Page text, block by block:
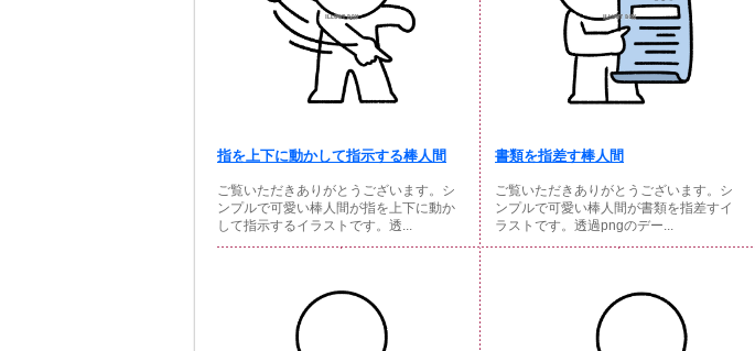
指を上下に動かして指示する棒人間
ご覧いただきありがとうございます。シ
ンプルで可愛い棒人間が指を上下に動か
して指示するイラストです。透...
書類を指差す棒人間
ご覧いただきありがとうございます。シ
ンプルで可愛い棒人間が書類を指差すイ
ラストです。透過pngのデー...